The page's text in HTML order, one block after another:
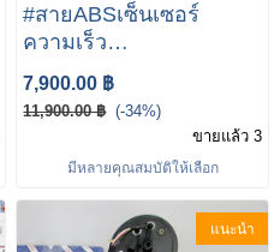
#สายABSเซ็นเซอร์
ความเร็ว
#สายABSสำหรับGLE
MERCEDES BENZ
W166 GLE 250D 500
905 40 02
7,900.00 ฿
11,900.00 ฿ (-34%)
ขายแล้ว 3
มีหลายคุณสมบัติให้เลือก
แนะนำ